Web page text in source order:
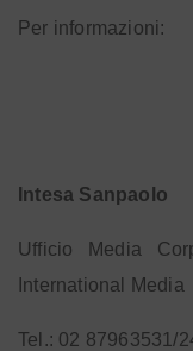
Per informazioni:
Intesa Sanpaolo
Ufficio Media
International Media
Tel.: 02 87963531/